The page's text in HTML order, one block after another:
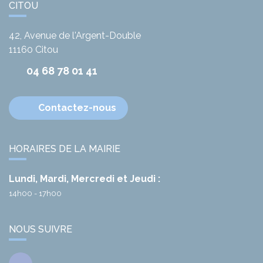
CITOU
42, Avenue de l'Argent-Double
11160 Citou
04 68 78 01 41
Contactez-nous
HORAIRES DE LA MAIRIE
Lundi, Mardi, Mercredi et Jeudi :
14h00 - 17h00
NOUS SUIVRE